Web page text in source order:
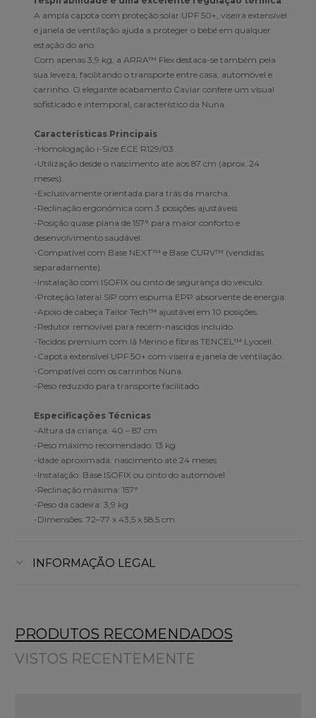
A ampla capota com proteção solar UPF 50+, viseira extensível
e janela de ventilação ajuda a proteger o bebé em qualquer
estação do ano.
Com apenas 3,9 kg, a ARRA™ Flex destaca-se também pela
sua leveza, facilitando o transporte entre casa, automóvel e
carrinho. O elegante acabamento Caviar confere um visual
sofisticado e intemporal, característico da Nuna.
Características Principais
-Homologação i-Size ECE R129/03.
-Utilização desde o nascimento até aos 87 cm (aprox. 24
meses).
-Exclusivamente orientada para trás da marcha.
-Reclinação ergonómica com 3 posições ajustáveis.
-Posição quase plana de 157° para maior conforto e
desenvolvimento saudável.
-Compatível com Base NEXT™ e Base CURV™ (vendidas
separadamente).
-Instalação com ISOFIX ou cinto de segurança do veículo.
-Proteção lateral SIP com espuma EPP absorvente de energia.
-Apoio de cabeça Tailor Tech™ ajustável em 10 posições.
-Redutor removível para recém-nascidos incluído.
-Tecidos premium com lã Merino e fibras TENCEL™ Lyocell.
-Capota extensível UPF 50+ com viseira e janela de ventilação.
-Compatível com os carrinhos Nuna.
-Peso reduzido para transporte facilitado.
Especificações Técnicas
-Altura da criança: 40 – 87 cm
-Peso máximo recomendado: 13 kg
-Idade aproximada: nascimento até 24 meses
-Instalação: Base ISOFIX ou cinto do automóvel
-Reclinação máxima: 157°
-Peso da cadeira: 3,9 kg
-Dimensões: 72–77 x 43,5 x 58,5 cm
INFORMAÇÃO LEGAL
PRODUTOS RECOMENDADOS
VISTOS RECENTEMENTE